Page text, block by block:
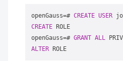
openGauss=# CREATE USER
CREATE ROLE
openGauss=# GRANT ALL
ALTER